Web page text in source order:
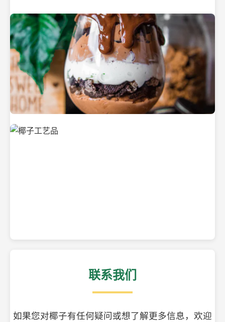
纯净的初榨椰子油
美味的椰子食品
联系我们
如果您对椰子有任何疑问或想了解更多信息，欢迎